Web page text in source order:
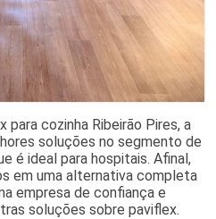
cozinha Ribeirão Pires, a
soluções no segmento de
é ideal para hospitais. Afinal,
em uma alternativa completa
empresa de confiança e
soluções sobre paviflex.